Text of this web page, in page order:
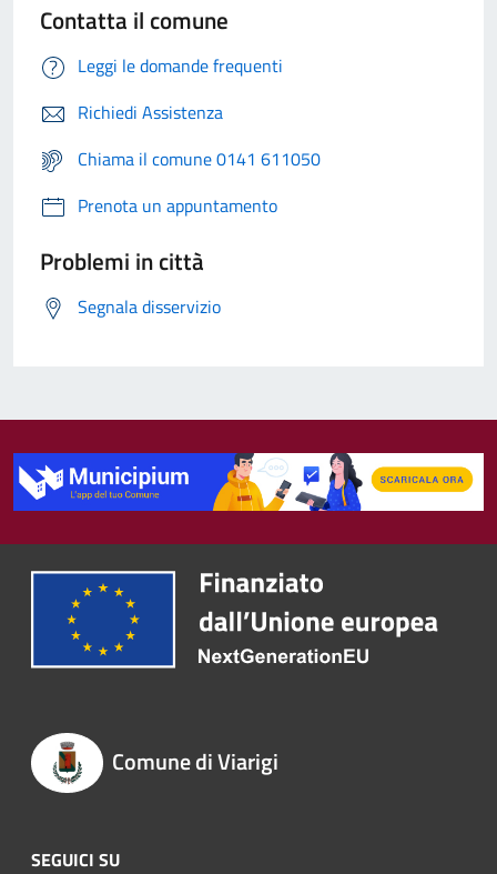
Contatta il comune
Leggi le domande frequenti
Richiedi Assistenza
Chiama il comune 0141 611050
Prenota un appuntamento
Problemi in città
Segnala disservizio
Comune di Viarigi
SEGUICI SU